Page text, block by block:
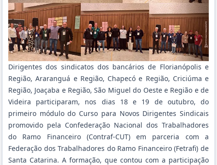
Dirigentes dos sindicatos dos bancários de Florianópolis e
Região, Araranguá e Região, Chapecó e Região, Criciúma e
Região, Joaçaba e Região, São Miguel do Oeste e Região e de
Videira participaram, nos dias 18 e 19 de outubro, do
primeiro módulo do Curso para Novos Dirigentes Sindicais
promovido pela Confederação Nacional dos Trabalhadores
do Ramo Financeiro (Contraf-CUT) em parceria com a
Federação dos Trabalhadores do Ramo Financeiro (Fetrafi) de
Santa Catarina. A formação, que contou com a participação